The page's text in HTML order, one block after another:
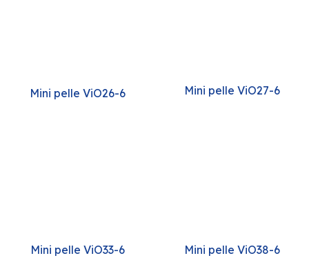
Mini pelle ViO26-6 Mini pelle ViO27-6
Mini pelle ViO33-6 Mini pelle ViO38-6